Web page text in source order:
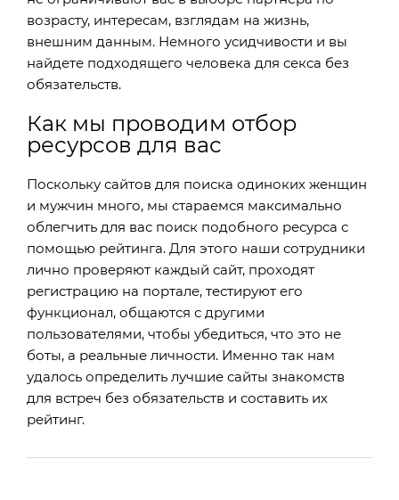
возрасту, интересам, взглядам на жизнь,
внешним данным. Немного усидчивости и вы
найдете подходящего человека для секса без
обязательств.
Как мы проводим отбор
ресурсов для вас
Поскольку сайтов для поиска одиноких женщин
и мужчин много, мы стараемся максимально
облегчить для вас поиск подобного ресурса с
помощью рейтинга. Для этого наши сотрудники
лично проверяют каждый сайт, проходят
регистрацию на портале, тестируют его
функционал, общаются с другими
пользователями, чтобы убедиться, что это не
боты, а реальные личности. Именно так нам
удалось определить лучшие сайты знакомств
для встреч без обязательств и составить их
рейтинг.